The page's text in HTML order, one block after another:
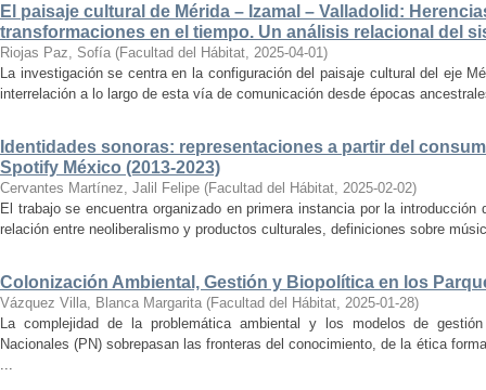
El paisaje cultural de Mérida – Izamal – Valladolid:
transformaciones en el tiempo. Un análisis relacional del
Riojas Paz, Sofía (Facultad del Hábitat, 2025-04-01)
La investigación se centra en la configuración del paisaje cultural del eje
interrelación a lo largo de esta vía de comunicación desde épocas
Identidades sonoras: representaciones a partir del
Spotify México (2013-2023)
Cervantes Martínez, Jalil Felipe (Facultad del Hábitat, 2025-02-02)
El trabajo se encuentra organizado en primera instancia por la
relación entre neoliberalismo y productos culturales, definiciones sobre
Colonización Ambiental, Gestión y Biopolítica en los
Vázquez Villa, Blanca Margarita (Facultad del Hábitat, 2025-01-28)
La complejidad de la problemática ambiental y los modelos de
Nacionales (PN) sobrepasan las fronteras del conocimiento, de la ética
...